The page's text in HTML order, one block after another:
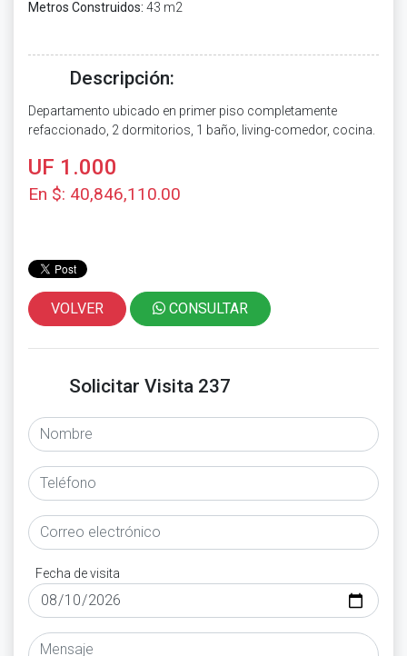
Metros Construidos: 43 m2
Descripción:
Departamento ubicado en primer piso completamente
refaccionado, 2 dormitorios, 1 baño, living-comedor, cocina.
UF 1.000
En $: 40,846,110.00
VOLVER CONSULTAR
Solicitar Visita 237
Fecha de visita